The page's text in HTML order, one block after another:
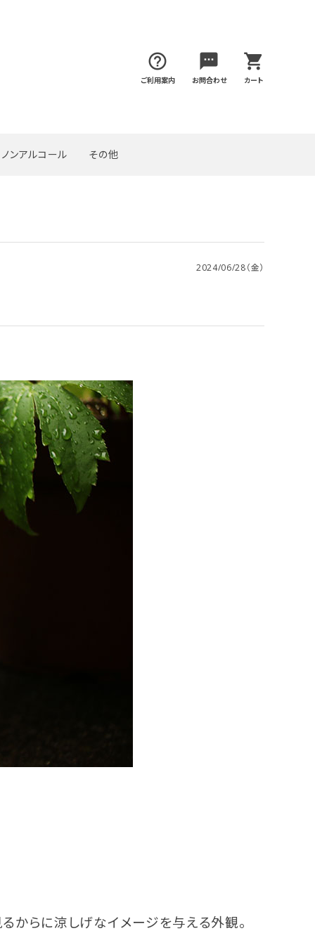
help_outline
ご利用案内
sms
お問合わせ
shopping_cart
カート
ノンアルコール その他
2024/06/28（金）
からに涼しげなイメージを与える外観。